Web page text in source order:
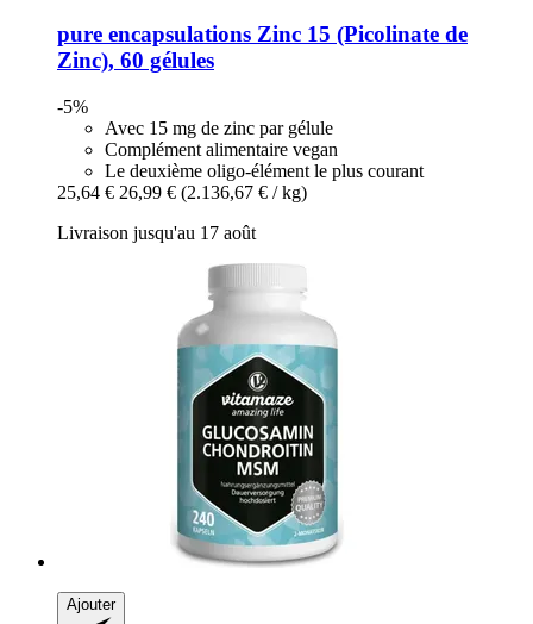
pure encapsulations Zinc 15 (Picolinate de
Zinc), 60 gélules
-5%
Avec 15 mg de zinc par gélule
Complément alimentaire vegan
Le deuxième oligo-élément le plus courant
25,64 € 26,99 € (2.136,67 € / kg)
Livraison jusqu'au 17 août
Ajouter